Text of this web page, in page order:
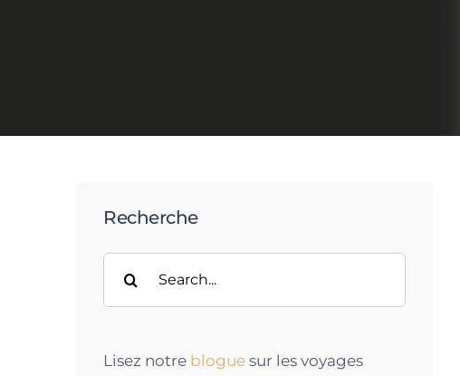
Recherche
for:
Lisez notre blogue sur les voyages